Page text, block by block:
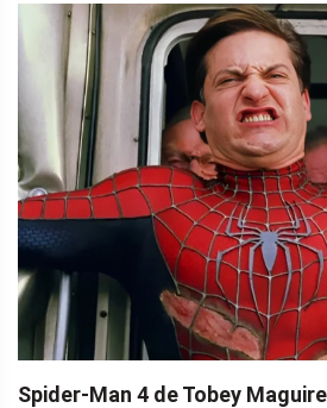
Spider-Man 4 de Tobey